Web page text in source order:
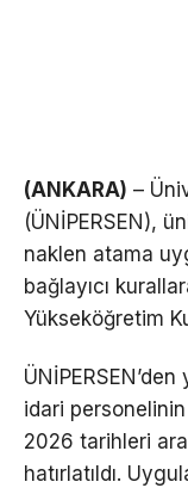
(ANKARA) –
(ÜNİPERSEN),
naklen atama
bağlayıcı
Yükseköğretim
idari
2026 tarihleri
hatırlatıldı.